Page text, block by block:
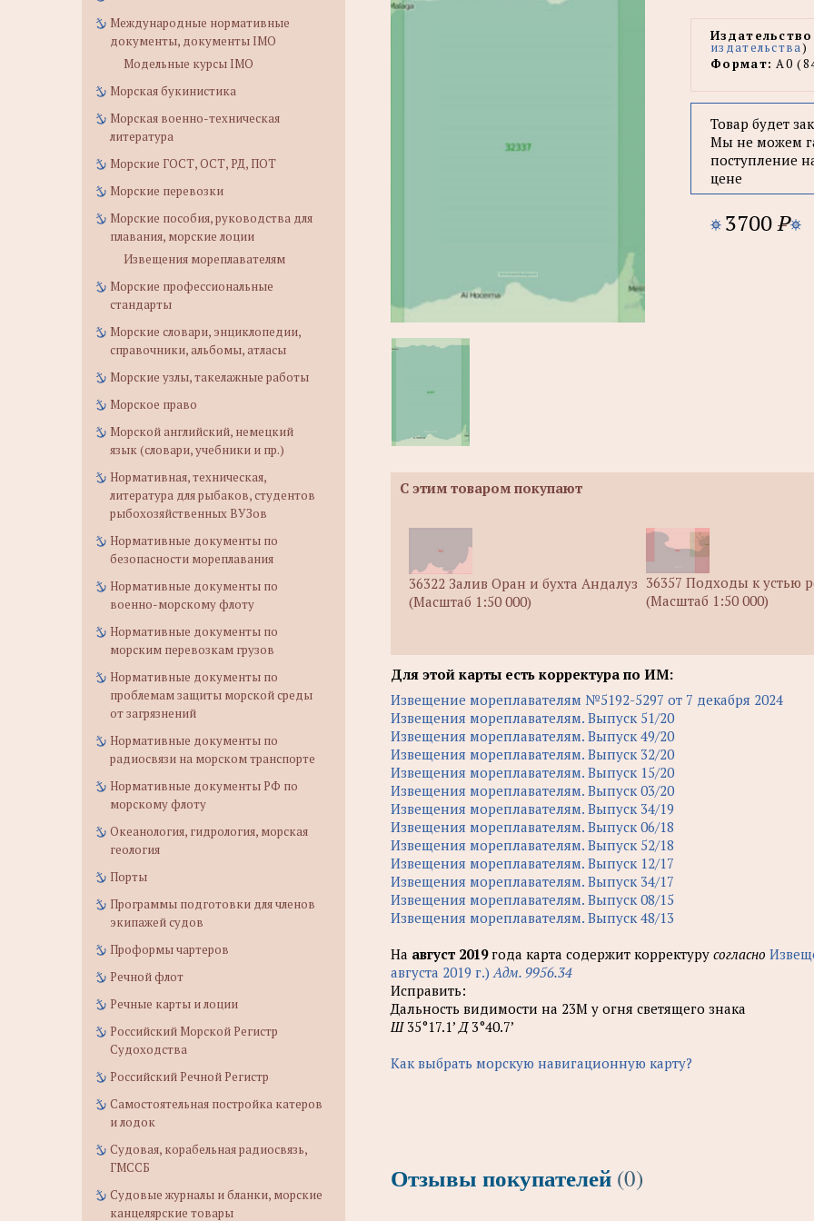
Международные нормативные
документы, документы IMO
Модельные курсы IMO
Морская букинистика
Морская военно-техническая
литература
Морские ГОСТ, ОСТ, РД, ПОТ
Морские перевозки
Морские пособия, руководства для
плавания, морские лоции
Извещения мореплавателям
Морские профессиональные
стандарты
Морские словари, энциклопедии,
справочники, альбомы, атласы
Морские узлы, такелажные работы
Морское право
Морской английский, немецкий
язык (словари, учебники и пр.)
Нормативная, техническая,
литература для рыбаков, студентов
рыбохозяйственных ВУЗов
Нормативные документы по
безопасности мореплавания
Нормативные документы по
военно-морскому флоту
Нормативные документы по
морским перевозкам грузов
Нормативные документы по
проблемам защиты морской среды
от загрязнений
Нормативные документы по
радиосвязи на морском транспорте
Нормативные документы РФ по
морскому флоту
Океанология, гидрология, морская
геология
Порты
Программы подготовки для членов
экипажей судов
Проформы чартеров
Речной флот
Речные карты и лоции
Российский Морской Регистр
Судоходства
Российский Речной Регистр
Самостоятельная постройка катеров
и лодок
Судовая, корабельная радиосвязь,
ГМССБ
Судовые журналы и бланки, морские
канцелярские товары
издательства)
Формат: А0
Товар будет
Мы не можем
поступление
цене
3700P
С этим товаром покупают
36322 Залив Оран и бухта Андалуз
(Масштаб 1:50 000)
36357 Подходы к устью
(Масштаб 1:50 000)
Для этой карты есть корректура по ИМ:
Извещение мореплавателям №5192-5297 от 7 декабря 2024
Извещения мореплавателям. Выпуск 51/20
Извещения мореплавателям. Выпуск 49/20
Извещения мореплавателям. Выпуск 32/20
Извещения мореплавателям. Выпуск 15/20
Извещения мореплавателям. Выпуск 03/20
Извещения мореплавателям. Выпуск 34/19
Извещения мореплавателям. Выпуск 06/18
Извещения мореплавателям. Выпуск 52/18
Извещения мореплавателям. Выпуск 12/17
Извещения мореплавателям. Выпуск 34/17
Извещения мореплавателям. Выпуск 08/15
Извещения мореплавателям. Выпуск 48/13
На август 2019года карта содержит корректуру согласно
августа 2019 г.) Адм. 9956.34
Исправить:
Дальность видимости на 23М у огня светящего знака
Ш35°17.1’ Д3°40.7’
Как выбрать морскую навигационную карту?
Отзывы покупателей (0)